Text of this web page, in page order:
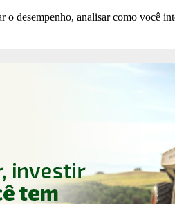
desempenho, analisar como você